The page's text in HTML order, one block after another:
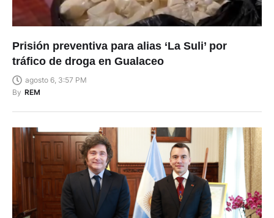
Prisión preventiva para alias ‘La Suli’ por
tráfico de droga en Gualaceo
agosto 6, 3:57 PM
By REM